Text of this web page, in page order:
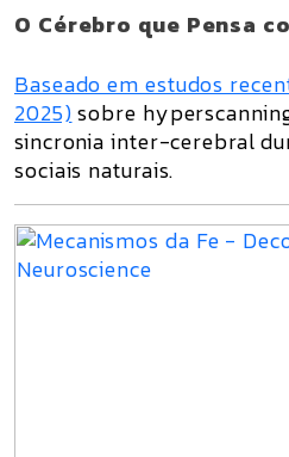
O Cérebro que Pensa
Baseado em estudos
2025) sobre
sincronia inter-cerebral
sociais naturais.